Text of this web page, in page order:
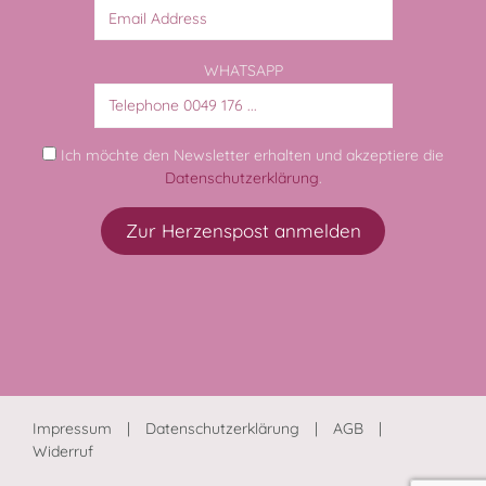
WHATSAPP
Ich möchte den Newsletter erhalten und akzeptiere die
Datenschutzerklärung.
Impressum Datenschutzerklärung
AGB
Widerruf